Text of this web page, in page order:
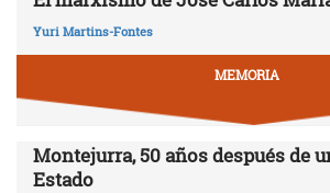
Yuri Martins-Fontes
MEMORIA
Montejurra, 50 años después de
Estado